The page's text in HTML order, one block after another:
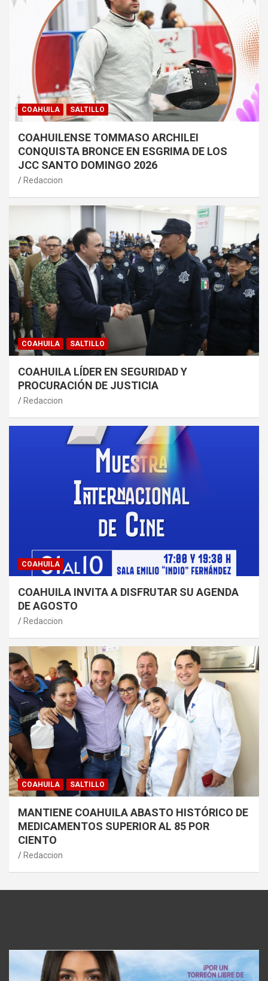
COAHUILA SALTILLO
COAHUILENSE TOMMASO ARCHILEI
CONQUISTA BRONCE EN ESGRIMA DE LOS
JCC SANTO DOMINGO 2026
Redaccion
COAHUILA SALTILLO
COAHUILA LÍDER EN SEGURIDAD Y
PROCURACIÓN DE JUSTICIA
Redaccion
COAHUILA
COAHUILA INVITA A DISFRUTAR SU AGENDA
DE AGOSTO
Redaccion
COAHUILA SALTILLO
MANTIENE COAHUILA ABASTO HISTÓRICO DE
MEDICAMENTOS SUPERIOR AL 85 POR
CIENTO
Redaccion